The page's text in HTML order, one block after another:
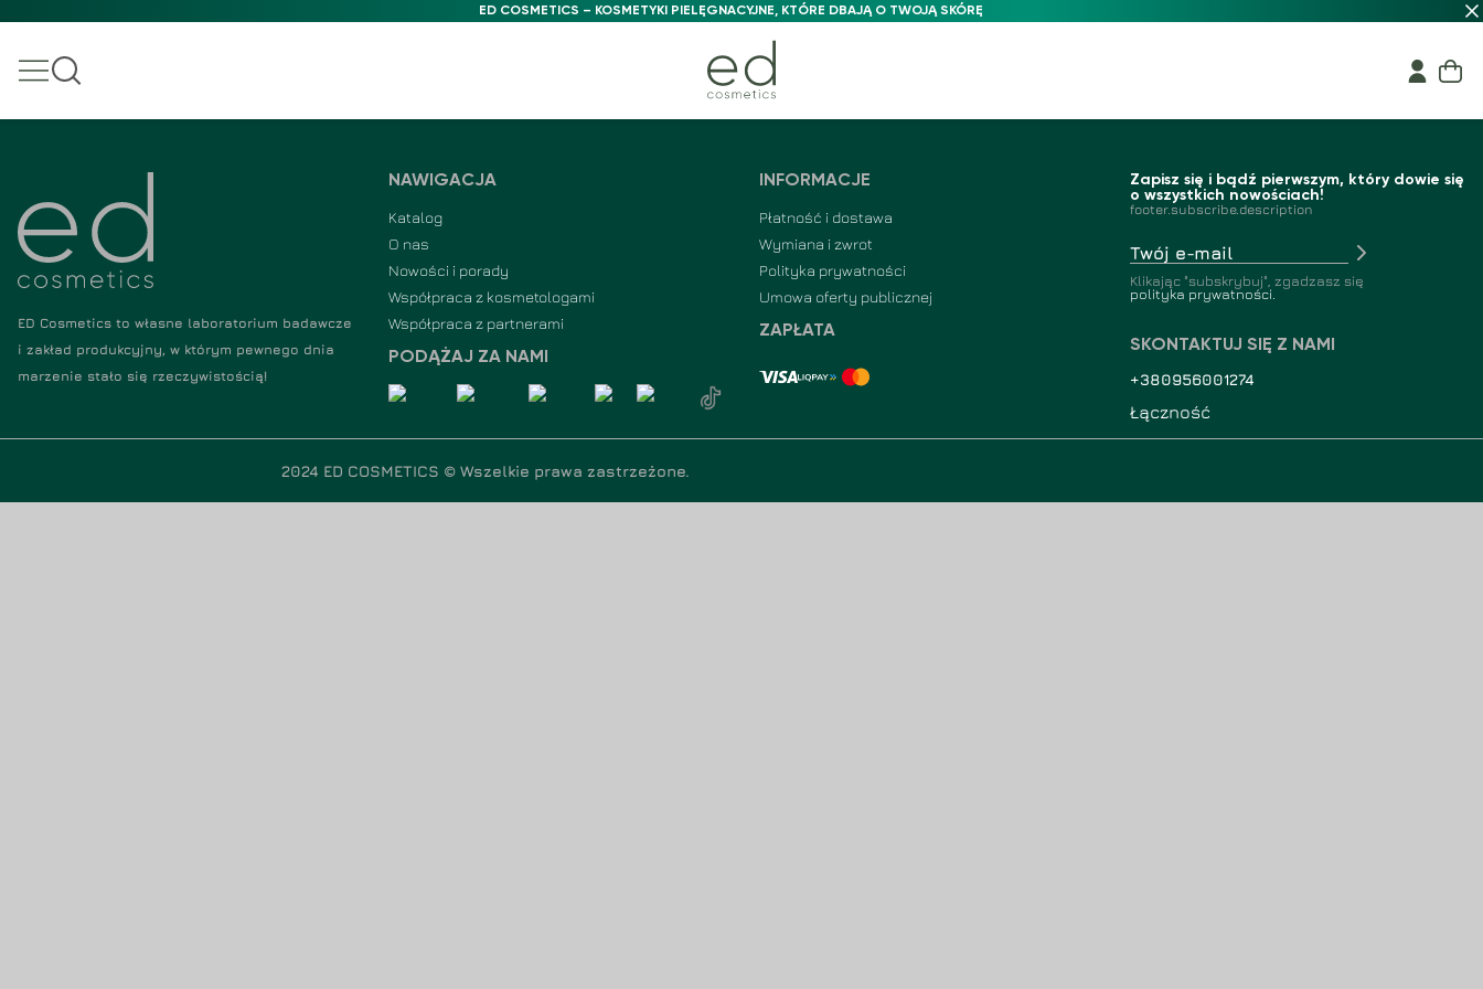
ED COSMETICS – KOSMETYKI PIELĘGNACYJNE, KTÓRE DBAJĄ O TWOJĄ SKÓRĘ
ED Cosmetics to własne laboratorium badawcze
i zakład produkcyjny, w którym pewnego dnia
marzenie stało się rzeczywistością!
NAWIGACJA
Katalog
O nas
Nowości i porady
Współpraca z kosmetologami
Współpraca z partnerami
PODĄŻAJ ZA NAMI
INFORMACJE
Płatność i dostawa
Wymiana i zwrot
Polityka prywatności
Umowa oferty publicznej
ZAPŁATA
Zapisz się i bądź pierwszym, który dowie się
o wszystkich nowościach!
footer.subscribe.description
Klikając "subskrybuj", zgadzasz się
polityka prywatności.
SKONTAKTUJ SIĘ Z NAMI
+380956001274
Łączność
2024 ED COSMETICS © Wszelkie prawa zastrzeżone.